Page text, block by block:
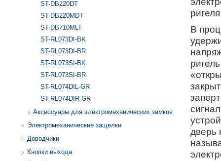
ST-DB220DT
ST-DB220MDT
ST-DB710MLT
ST-RL073DI-BK
ST-RL073DI-BR
ST-RL073SI-BK
ST-RL073SI-BR
ST-RL074DIL-GR
ST-RL074DIR-GR
Аксессуары для электромеханических замков
Электромеханические защелки
Доводчики
Кнопки выхода
В
дверь